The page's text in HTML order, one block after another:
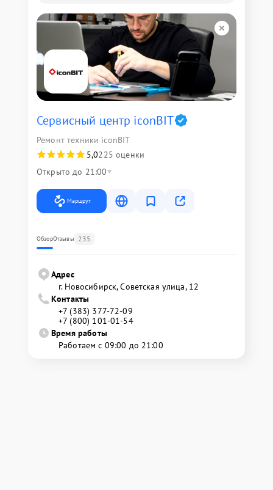
Сервисный центр iconBIT
Ремонт техники iconBIT
5,0225 оценки
Открыто до 21:00
Маршрут
ОбзорОтзывы 235
Адрес
г. Новосибирск, Советская улица, 12
Контакты
+7 (383) 377-72-09
+7 (800) 101-01-54
Время работы
Работаем с 09:00 до 21:00